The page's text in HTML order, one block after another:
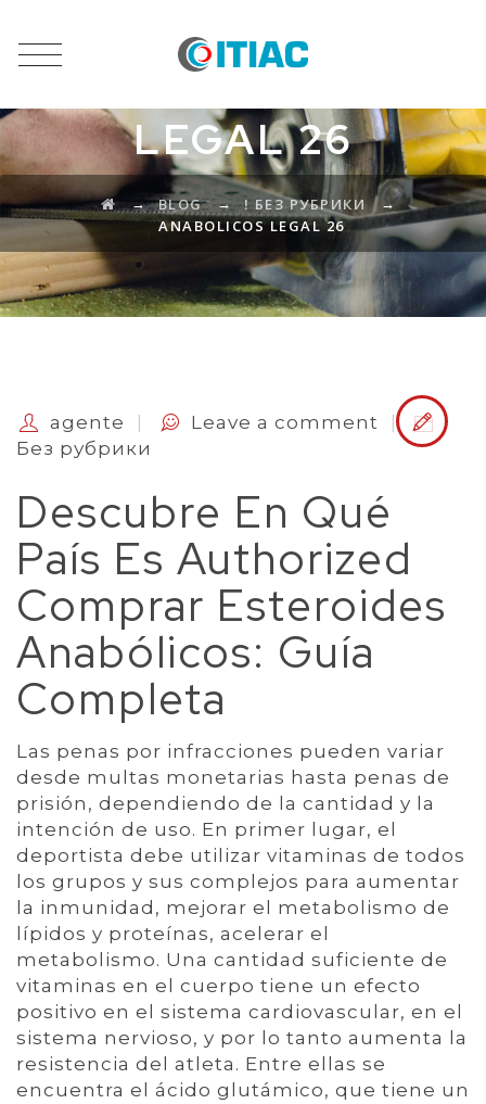
ANABOLICOS
LEGAL 26
→BLOG→! БЕЗ РУБРИКИ→
ANABOLICOS LEGAL 26
agente Leave a comment
!
Без рубрики
Descubre En Qué
País Es Authorized
Comprar Esteroides
Anabólicos: Guía
Completa
Las penas por infracciones pueden variar
desde multas monetarias hasta penas de
prisión, dependiendo de la cantidad y la
intención de uso. En primer lugar, el
deportista debe utilizar vitaminas de todos
los grupos y sus complejos para aumentar
la inmunidad, mejorar el metabolismo de
lípidos y proteínas, acelerar el
metabolismo. Una cantidad suficiente de
vitaminas en el cuerpo tiene un efecto
positivo en el sistema cardiovascular, en el
sistema nervioso, y por lo tanto aumenta la
resistencia del atleta. Entre ellas se
encuentra el ácido glutámico, que tiene un